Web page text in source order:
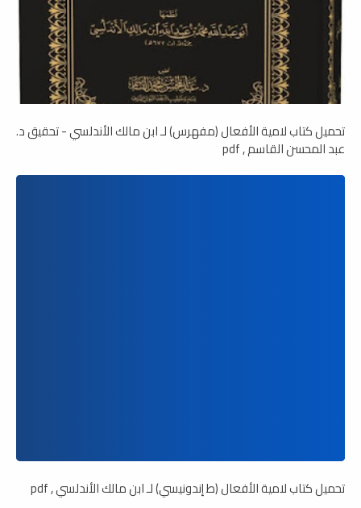
تحميل كتاب لامية الأفعال (مفهرس) لـ ابن مالك الأندلسي - تحقيق د.
عبد المحسن القاسم , pdf
تحميل كتاب لامية الأفعال (ط إندونيسي) لـ ابن مالك الأندلسي , pdf